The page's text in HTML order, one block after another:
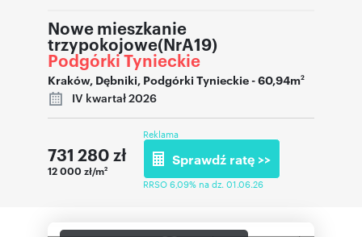
Nowe mieszkanie
trzypokojowe(NrA19)
Podgórki Tynieckie
Kraków, Dębniki, Podgórki Tynieckie- 60,94m2
IV kwartał 2026
731 280 zł
12 000 zł/m2
Reklama
Sprawdź ratę >>
RRSO 6,09% na dz. 01.06.26